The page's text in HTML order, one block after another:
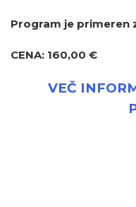
Program je primeren
CENA: 160,00 €
VEČ